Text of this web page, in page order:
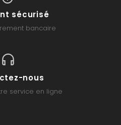
sécurisé
bancaire
nous
service en ligne